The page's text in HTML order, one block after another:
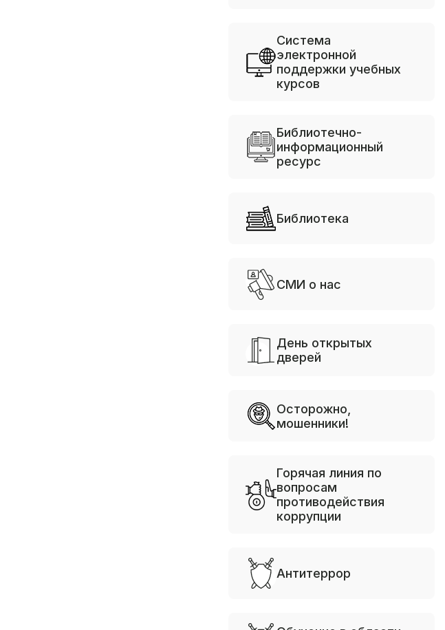
Система
электронной
поддержки учебных
курсов
Библиотечно-
информационный
ресурс
Библиотека
СМИ о нас
День открытых
дверей
Осторожно,
мошенники!
Горячая линия по
вопросам
противодействия
коррупции
Антитеррор